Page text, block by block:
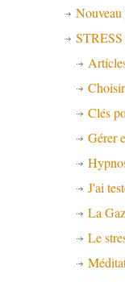
Nouveau
STRESS
Clés
Gérer
J'ai
La
Le